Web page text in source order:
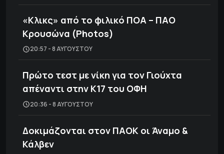
«Κλικς» από το φιλικό ΠΟΑ – ΠΑΟ
Κρουσώνα (Photos)
20:57 - 8 ΑΥΓΟΎΣΤΟΥ
Πρώτο τεστ με νίκη για τον Γιούχτα
απέναντι στην Κ17 του ΟΦΗ
20:36 - 8 ΑΥΓΟΎΣΤΟΥ
Δοκιμάζονται στον ΠΑΟΚ οι Άναμο &
Κάλβεν